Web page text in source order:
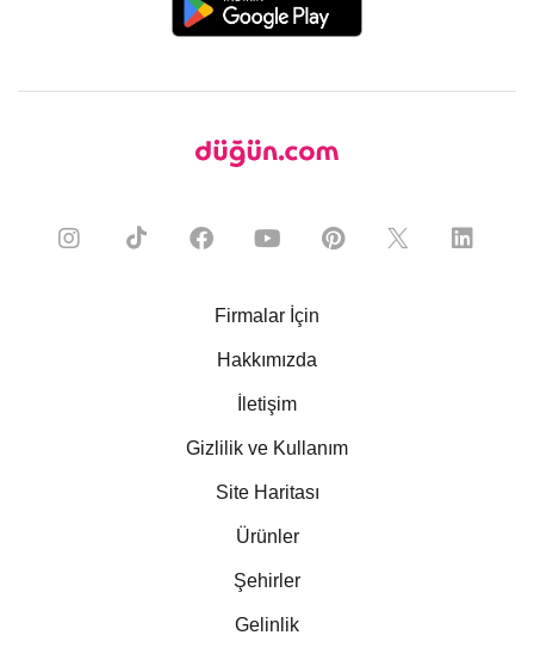
Firmalar İçin
Hakkımızda
İletişim
Gizlilik ve Kullanım
Site Haritası
Ürünler
Şehirler
Gelinlik